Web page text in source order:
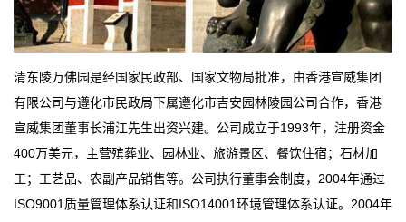
清东陵万佛园是经国家民政部、国家文物局批准，由香港宣威集团
有限公司与遵化市民政局下属遵化市吉安园林陵园公司合作，香港
宣威集团董事长浦江先生出资兴建。公司成立于1993年，注册资金
400万美元，主营殡葬业、园林业、旅游景区、餐饮住宿；石材加
工；工艺品、农副产品销售等。公司执行董事会制度，2004年通过
ISO9001质量管理体系认证和ISO14001环境管理体系认证。2004年